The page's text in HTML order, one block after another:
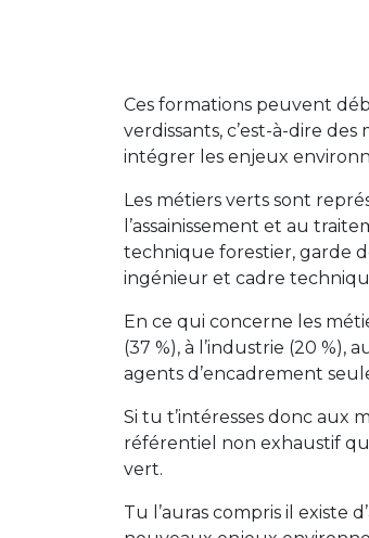
Ces formations peuvent
verdissants, c’est-à-dire
intégrer les enjeux
Les métiers verts sont
l’assainissement et au
technique forestier, garde
ingénieur et cadre
En ce qui concerne les
(37 %), à l’industrie (20
agents d’encadrement
Si tu t’intéresses donc aux
référentiel non exhaustif
vert.
Tu l’auras compris il existe